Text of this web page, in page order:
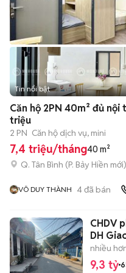
Tin nổi bật
Căn hộ 2PN 40m² đủ
triệu
2 PN Căn hộ dịch vụ, mini
7,4 triệu/tháng40 m²
Q. Tân Bình (P. Bảy Hiền mới)
VÕ DUY THÀNH 4đã bán
CHDV phòng thu nhập 35tr Tô Ký sát
DH
nhiều
9,3 tỷ